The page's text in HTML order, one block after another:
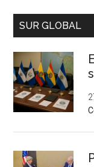
SUR GLOBAL